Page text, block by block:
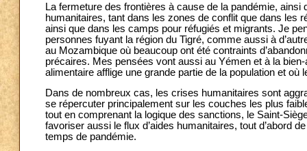
La fermeture des frontières à cause de la pandémie,
humanitaires, tant dans les zones de conflit que dans les
ainsi que dans les camps pour réfugiés et migrants. Je
personnes fuyant la région du Tigré, comme aussi à
au Mozambique où beaucoup ont été contraints
précaires. Mes pensées vont aussi au Yémen et à la
alimentaire afflige une grande partie de la population et
Dans de nombreux cas, les crises humanitaires sont
se répercuter principalement sur les couches les plus
tout en comprenant la logique des sanctions, le Saint-
favoriser aussi le flux d’aides humanitaires, tout d’abord
temps de pandémie.